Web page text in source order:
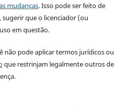
mudanças. Isso pode ser feito de
que o licenciador (ou
em questão.
não pode aplicar termos jurídicos ou
que restrinjam legalmente outros de